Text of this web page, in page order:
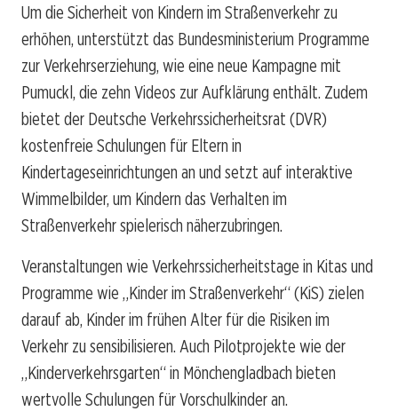
Um die Sicherheit von Kindern im Straßenverkehr zu
erhöhen, unterstützt das Bundesministerium Programme
zur Verkehrserziehung, wie eine neue Kampagne mit
Pumuckl, die zehn Videos zur Aufklärung enthält. Zudem
bietet der Deutsche Verkehrssicherheitsrat (DVR)
kostenfreie Schulungen für Eltern in
Kindertageseinrichtungen an und setzt auf interaktive
Wimmelbilder, um Kindern das Verhalten im
Straßenverkehr spielerisch näherzubringen.
Veranstaltungen wie Verkehrssicherheitstage in Kitas und
Programme wie „Kinder im Straßenverkehr“ (KiS) zielen
darauf ab, Kinder im frühen Alter für die Risiken im
Verkehr zu sensibilisieren. Auch Pilotprojekte wie der
„Kinderverkehrsgarten“ in Mönchengladbach bieten
wertvolle Schulungen für Vorschulkinder an.